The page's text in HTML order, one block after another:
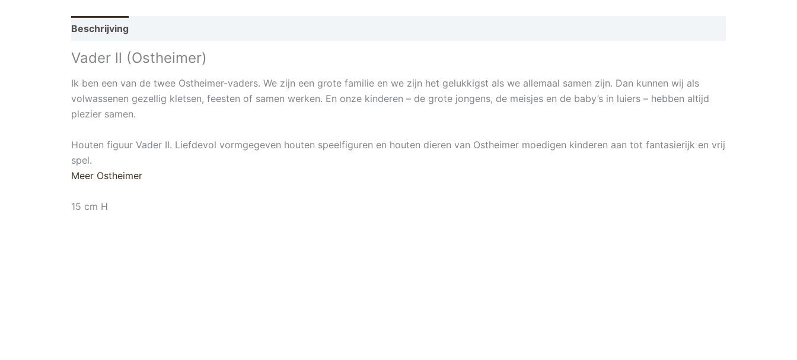
Beschrijving
Vader ll (Ostheimer)
Ik ben een van de twee Ostheimer-vaders. We zijn een grote familie en we zijn het gelukkigst als we allemaal samen zijn. Dan kunnen wij als
volwassenen gezellig kletsen, feesten of samen werken. En onze kinderen – de grote jongens, de meisjes en de baby’s in luiers – hebben altijd
plezier samen.
Houten figuur Vader II. Liefdevol vormgegeven houten speelfiguren en houten dieren van Ostheimer moedigen kinderen aan tot fantasierijk en vrij
spel.
Meer Ostheimer
15 cm H